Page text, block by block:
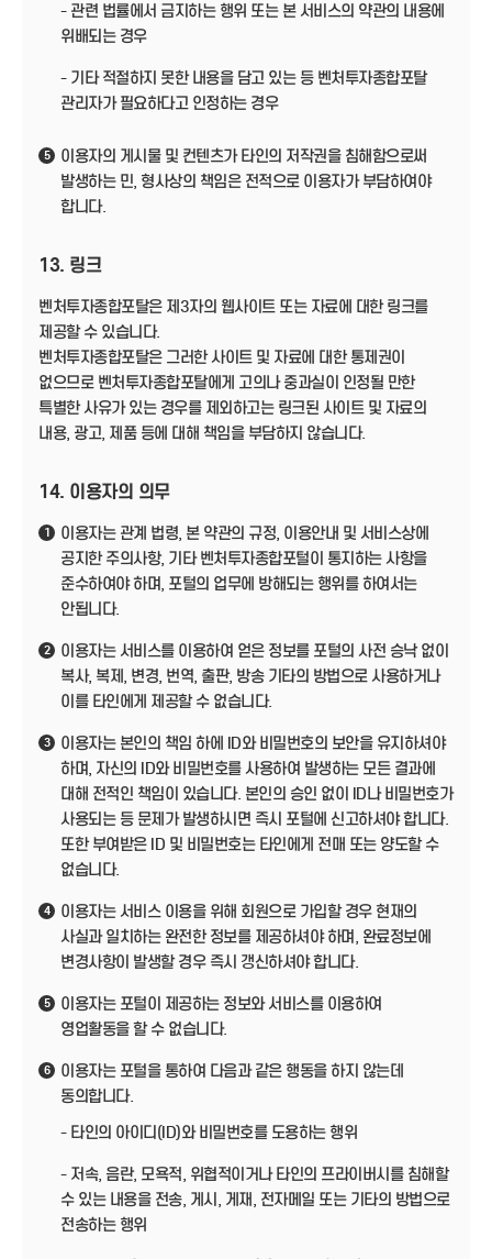
- 관련 법률에서 금지하는 행위 또는 본 서비스의 약관의 내용에
위배되는 경우
- 기타 적절하지 못한 내용을 담고 있는 등 벤처투자종합포탈
관리자가 필요하다고 인정하는 경우
5
이용자의 게시물 및 컨텐츠가 타인의 저작권을 침해함으로써
발생하는 민, 형사상의 책임은 전적으로 이용자가 부담하여야
합니다.
13. 링크
벤처투자종합포탈은 제3자의 웹사이트 또는 자료에 대한 링크를
제공할 수 있습니다.
벤처투자종합포탈은 그러한 사이트 및 자료에 대한 통제권이
없으므로 벤처투자종합포탈에게 고의나 중과실이 인정될 만한
특별한 사유가 있는 경우를 제외하고는 링크된 사이트 및 자료의
내용, 광고, 제품 등에 대해 책임을 부담하지 않습니다.
14. 이용자의 의무
1
이용자는 관계 법령, 본 약관의 규정, 이용안내 및 서비스상에
공지한 주의사항, 기타 벤처투자종합포털이 통지하는 사항을
준수하여야 하며, 포털의 업무에 방해되는 행위를 하여서는
안됩니다.
2
이용자는 서비스를 이용하여 얻은 정보를 포털의 사전 승낙 없이
복사, 복제, 변경, 번역, 출판, 방송 기타의 방법으로 사용하거나
이를 타인에게 제공할 수 없습니다.
3
이용자는 본인의 책임 하에 ID와 비밀번호의 보안을 유지하셔야
하며, 자신의 ID와 비밀번호를 사용하여 발생하는 모든 결과에
대해 전적인 책임이 있습니다. 본인의 승인 없이 ID나 비밀번호가
사용되는 등 문제가 발생하시면 즉시 포털에 신고하셔야 합니다.
또한 부여받은 ID 및 비밀번호는 타인에게 전매 또는 양도할 수
없습니다.
4
이용자는 서비스 이용을 위해 회원으로 가입할 경우 현재의
사실과 일치하는 완전한 정보를 제공하셔야 하며, 완료정보에
변경사항이 발생할 경우 즉시 갱신하셔야 합니다.
5
이용자는 포털이 제공하는 정보와 서비스를 이용하여
영업활동을 할 수 없습니다.
6
이용자는 포털을 통하여 다음과 같은 행동을 하지 않는데
동의합니다.
- 타인의 아이디(ID)와 비밀번호를 도용하는 행위
- 저속, 음란, 모욕적, 위협적이거나 타인의 프라이버시를 침해할
수 있는 내용을 전송, 게시, 게재, 전자메일 또는 기타의 방법으로
전송하는 행위